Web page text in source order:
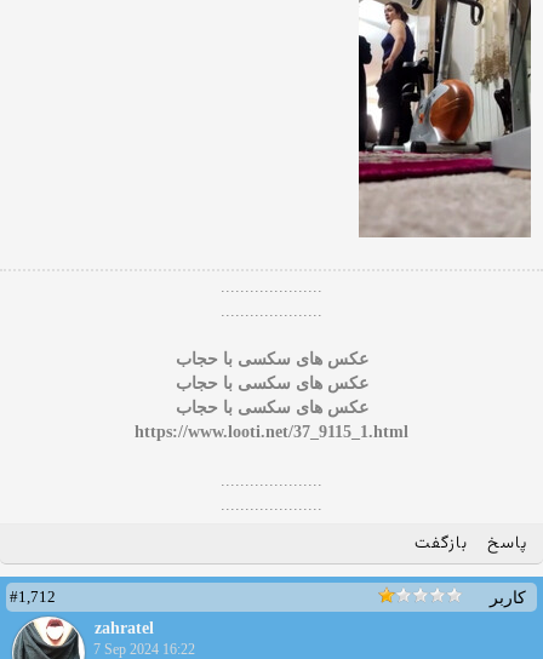
.....................
.....................
عکس های سکسی با حجاب
عکس های سکسی با حجاب
عکس های سکسی با حجاب
https://www.looti.net/37_9115_1.html
.....................
.....................
پاسخ بازگفت
کاربر
#1,712
zahratel
7 Sep 2024 16:22